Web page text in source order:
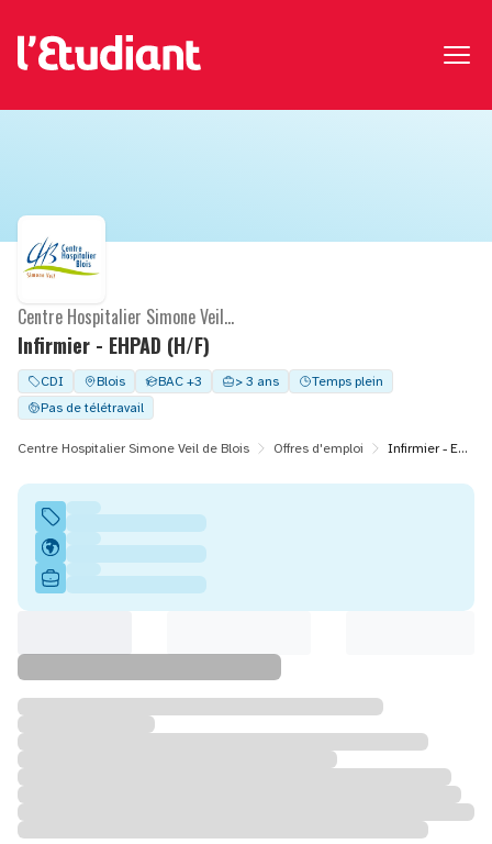
Infirmier - EHPAD (H/F)
Centre Hospitalier Simone Veil de Blois
CDI Blois BAC +3 > 3 ans
Temps plein
Pas de télétravail
Centre Hospitalier Simone Veil de Blois Offres d'emploi Infirmier - EHPAD (H/F)